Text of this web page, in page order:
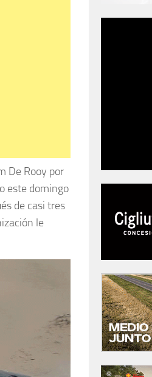
De Rooy por
este domingo
de casi tres
le